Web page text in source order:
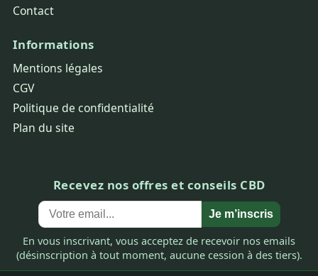
Contact
Informations
Mentions légales
CGV
Politique de confidentialité
Plan du site
Recevez nos offres et conseils CBD
Je m’inscris
En vous inscrivant, vous acceptez de recevoir nos emails
(désinscription à tout moment, aucune cession à des tiers).